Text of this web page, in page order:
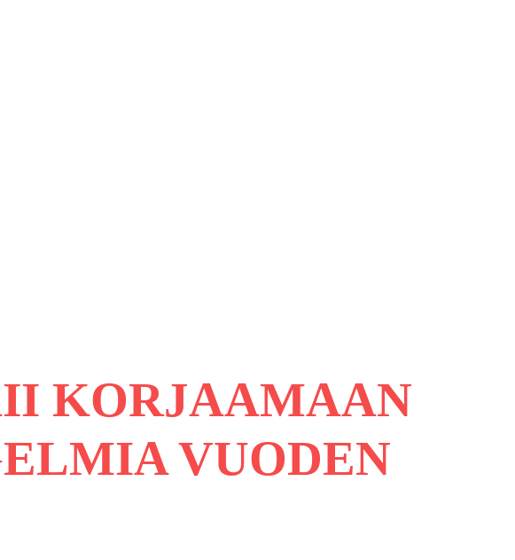
KORJAAMAAN
VUODEN